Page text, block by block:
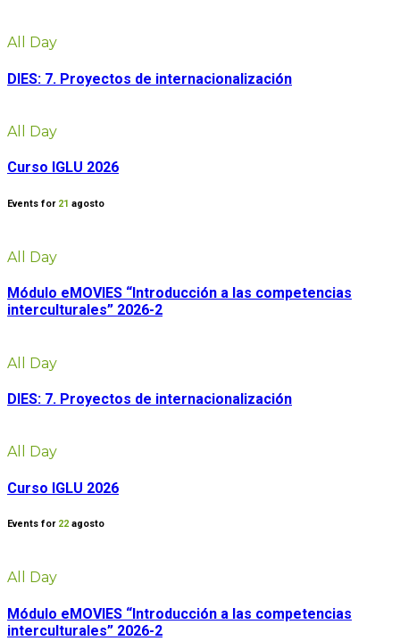
All Day
DIES: 7. Proyectos de internacionalización
All Day
Curso IGLU 2026
Events for 21 agosto
All Day
Módulo eMOVIES “Introducción a las competencias
interculturales” 2026-2
All Day
DIES: 7. Proyectos de internacionalización
All Day
Curso IGLU 2026
Events for 22 agosto
All Day
Módulo eMOVIES “Introducción a las competencias
interculturales” 2026-2